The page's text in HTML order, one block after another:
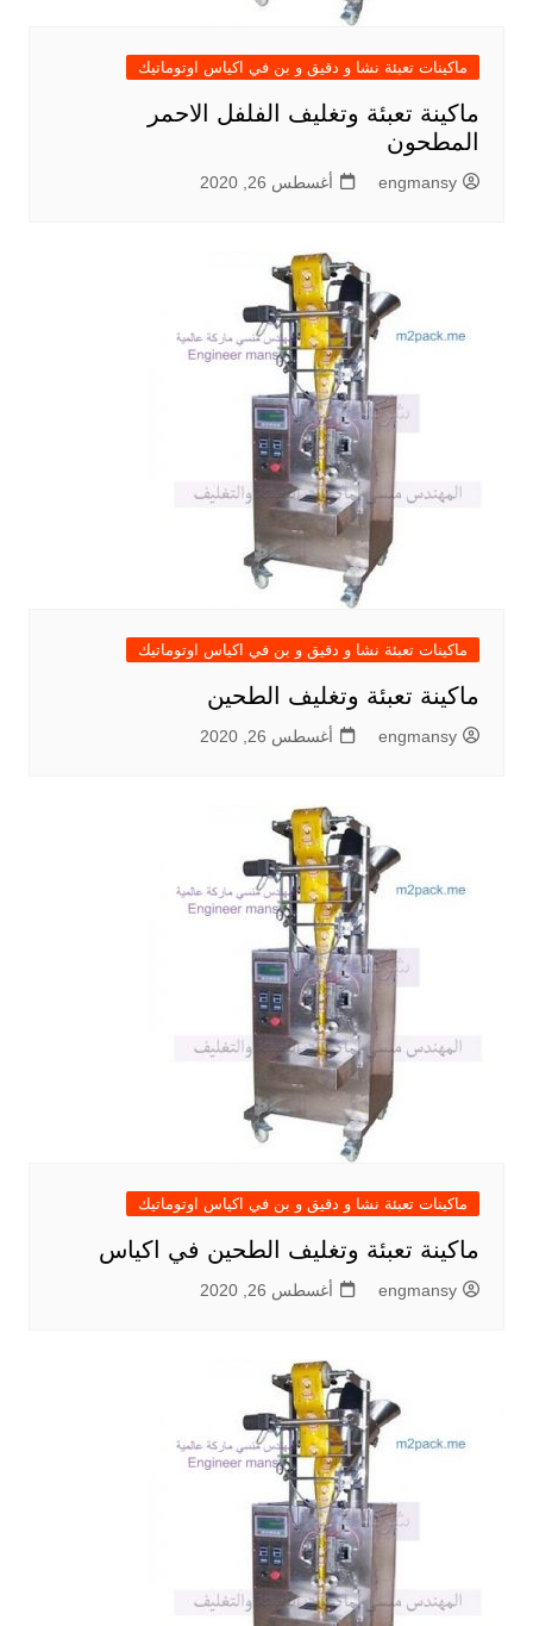
ماكينات تعبئة نشا و دقيق و بن في اكياس اوتوماتيك
ماكينة تعبئة وتغليف الفلفل الاحمر
المطحون
engmansy أغسطس 26, 2020
ماكينات تعبئة نشا و دقيق و بن في اكياس اوتوماتيك
ماكينة تعبئة وتغليف الطحين
engmansy أغسطس 26, 2020
ماكينات تعبئة نشا و دقيق و بن في اكياس اوتوماتيك
ماكينة تعبئة وتغليف الطحين في اكياس
engmansy أغسطس 26, 2020